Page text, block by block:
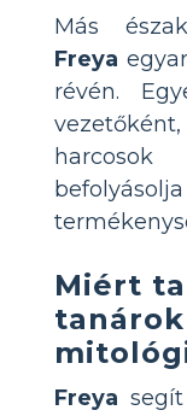
Más
Freya
révén.
Miért
tanárok
Freya